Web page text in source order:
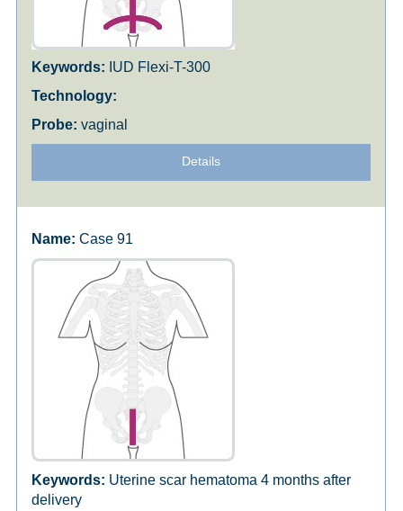
IUD Flexi-T-300
vaginal
Details
Case 91
Uterine scar hematoma 4 months after
delivery